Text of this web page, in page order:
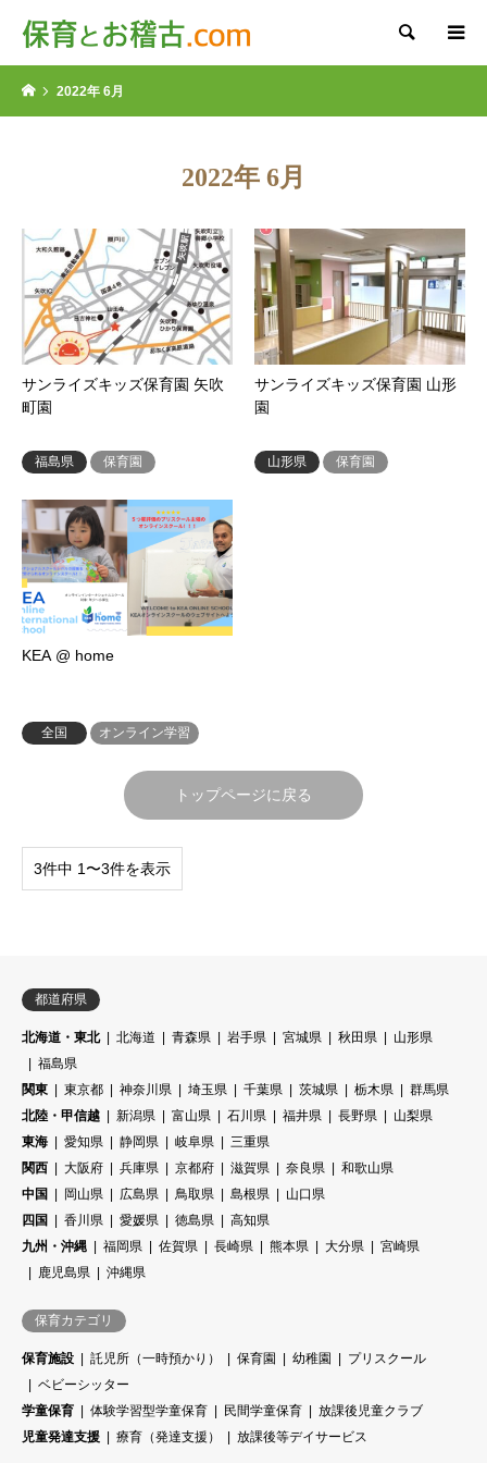
検索
2022年 6月
2022年 6月
サンライズキッズ保育園 矢吹
町園
福島県 保育園
サンライズキッズ保育園 山形
園
山形県 保育園
KEA @ home
全国 オンライン学習
トップページに戻る
3件中 1〜3件を表示
都道府県
北海道・東北 北海道 青森県 岩手県 宮城県 秋田県
山形県
福島県
関東
東京都 神奈川県 埼玉県 千葉県 茨城県 栃木県
群馬県
北陸・甲信越
新潟県 富山県 石川県 福井県 長野県
山梨県
東海
愛知県 静岡県 岐阜県
三重県
関西
大阪府 兵庫県 京都府 滋賀県 奈良県
和歌山県
中国
岡山県 広島県 鳥取県 島根県
山口県
四国
香川県 愛媛県 徳島県
高知県
九州・沖縄
福岡県 佐賀県 長崎県 熊本県 大分県
宮崎県
鹿児島県
沖縄県
保育カテゴリ
保育施設 託児所（一時預かり） 保育園 幼稚園
プリスクール
ベビーシッター
学童保育
体験学習型学童保育 民間学童保育
放課後児童クラブ
児童発達支援
療育（発達支援） 放課後等デイサービス